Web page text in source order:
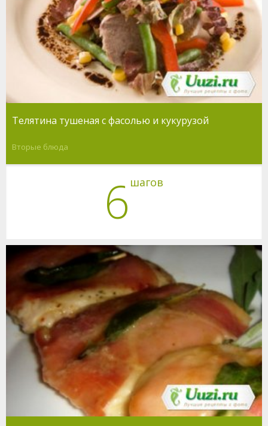
Телятина тушеная с фасолью и кукурузой
Вторые блюда
6 шагов